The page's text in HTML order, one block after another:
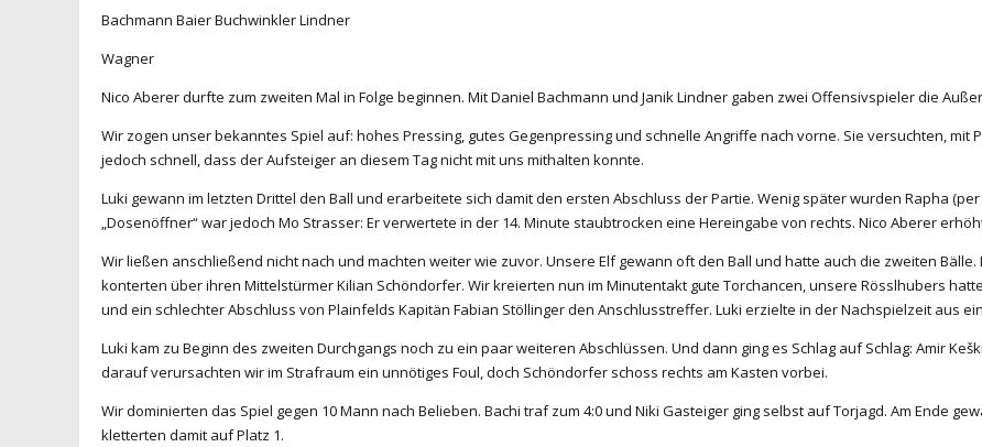
Bachmann Baier Buchwinkler Lindner
Wagner
Nico Aberer durfte zum zweiten Mal in Folge beginnen. Mit Daniel Bachmann und Janik Lindner gaben zwei Offensivspieler die
Wir zogen unser bekanntes Spiel auf: hohes Pressing, gutes Gegenpressing und schnelle Angriffe nach vorne. Sie versuchten, mit
jedoch schnell, dass der Aufsteiger an diesem Tag nicht mit uns mithalten konnte.
Luki gewann im letzten Drittel den Ball und erarbeitete sich damit den ersten Abschluss der Partie. Wenig später wurden Rapha
„Dosenöffner“ war jedoch Mo Strasser: Er verwertete in der 14. Minute staubtrocken eine Hereingabe von rechts. Nico Aberer
Wir ließen anschließend nicht nach und machten weiter wie zuvor. Unsere Elf gewann oft den Ball und hatte auch die zweiten
konterten über ihren Mittelstürmer Kilian Schöndorfer. Wir kreierten nun im Minutentakt gute Torchancen, unsere Rösslhubers
und ein schlechter Abschluss von Plainfelds Kapitän Fabian Stöllinger den Anschlusstreffer. Luki erzielte in der Nachspielzeit aus
Luki kam zu Beginn des zweiten Durchgangs noch zu ein paar weiteren Abschlüssen. Und dann ging es Schlag auf Schlag: Amir
darauf verursachten wir im Strafraum ein unnötiges Foul, doch Schöndorfer schoss rechts am Kasten vorbei.
Wir dominierten das Spiel gegen 10 Mann nach Belieben. Bachi traf zum 4:0 und Niki Gasteiger ging selbst auf Torjagd. Am Ende
kletterten damit auf Platz 1.